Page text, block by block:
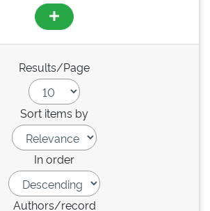
Results/Page
Sort items by
In order
Authors/record